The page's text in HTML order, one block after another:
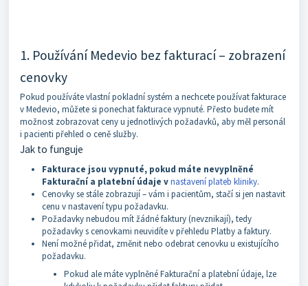
1. Používání Medevio bez fakturací – zobrazení
cenovky
Pokud používáte vlastní pokladní systém a nechcete používat fakturace
v Medevio, můžete si ponechat fakturace vypnuté. Přesto budete mít
možnost zobrazovat ceny u jednotlivých požadavků, aby měl personál
i pacienti přehled o ceně služby.
Jak to funguje
Fakturace jsou vypnuté, pokud máte nevyplněné
Fakturační a platební údaje vnastavení plateb kliniky.
Cenovky se stále zobrazují – vám i pacientům, stačí si jen nastavit
cenu v nastavení typu požadavku.
Požadavky nebudou mít žádné faktury (nevznikají), tedy
požadavky s cenovkami neuvidíte v přehledu Platby a faktury.
Není možné přidat, změnit nebo odebrat cenovku u existujícího
požadavku.
Pokud ale máte vyplněné Fakturační a platební údaje, lze